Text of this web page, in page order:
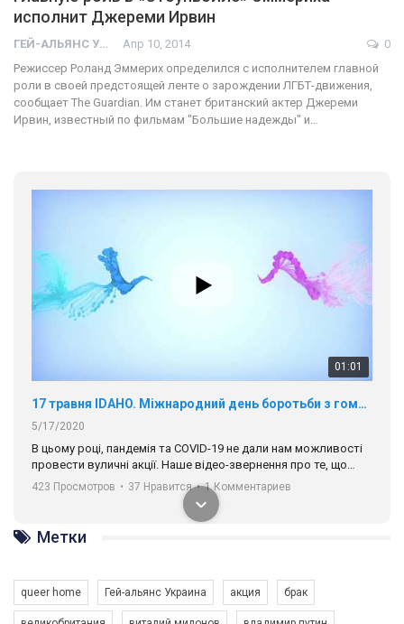
исполнит Джереми Ирвин
ГЕЙ-АЛЬЯНС УКРАИНА Апр 10, 2014
0
Режиссер Роланд Эммерих определился с исполнителем главной
роли в своей предстоящей ленте о зарождении ЛГБТ-движения,
сообщает The Guardian. Им станет британский актер Джереми
Ирвин, известный по фильмам "Большие надежды" и…
01:01
17 травня IDAHO. Міжнародний день боротьби з гомофобією трансфобією і біфобія.
5/17/2020
В цьому році, пандемія та COVІD-19 не дали нам можливості
провести вуличні акції. Наше відео-звернення про те, що
навіть коли ми у різних містах та не можемо зустрінеться, ми
разом. Ми закликаємо всіх хто поділяє цінності рівності та
солідарності, приєднатися до нас. Регіональні підрозділи
ГАУ є в 16 областях України.
Разом наш голос лунає гучніше!
423 Просмотров • 37 Нравится • 1 Комментариев
Метки
queer home Гей-альянс Украина акция брак